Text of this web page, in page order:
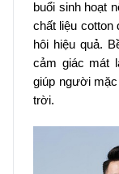
buổi sinh hoạt
chất liệu cotton
hôi hiệu quả.
cảm giác mát
giúp người
trời.